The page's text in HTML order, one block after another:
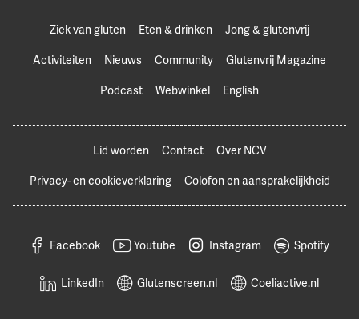
Ziek van gluten Eten & drinken
Jong & glutenvrij
Activiteiten
Nieuws Community
Glutenvrij Magazine
Podcast
Webwinkel English
Lid worden Contact
Over NCV
Privacy- en cookieverklaring
Colofon en aansprakelijkheid
Facebook Youtube Instagram Spotify
LinkedIn Glutenscreen.nl Coeliactive.nl